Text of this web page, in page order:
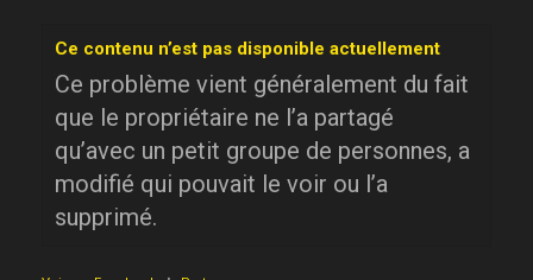
Ce contenu n’est pas disponible actuellement
Ce problème vient généralement du fait
que le propriétaire ne l’a partagé
qu’avec un petit groupe de personnes, a
modifié qui pouvait le voir ou l’a
supprimé.